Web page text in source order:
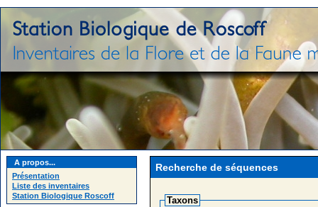
A propos...
Présentation
Liste des inventaires
Station Biologique Roscoff
Recherche de séquences
Taxons